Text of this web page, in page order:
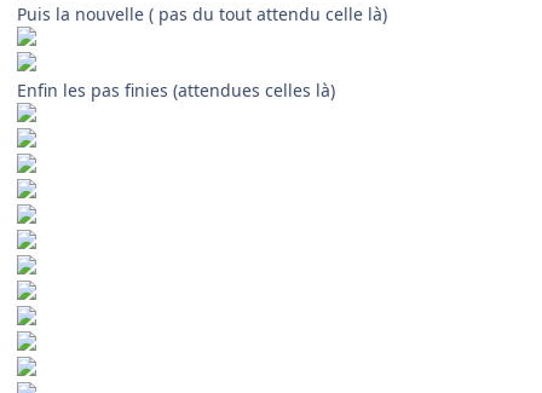
Puis la nouvelle ( pas du tout attendu celle là)
Enfin les pas finies (attendues celles là)